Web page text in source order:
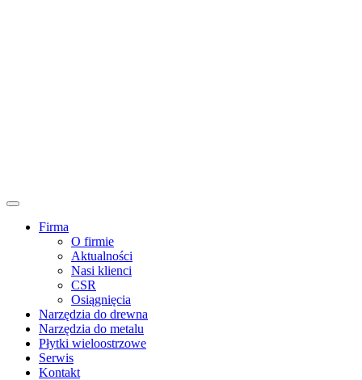
Firma
O firmie
Aktualności
Nasi klienci
CSR
Osiągnięcia
Narzędzia do drewna
Narzędzia do metalu
Płytki wieloostrzowe
Serwis
Kontakt